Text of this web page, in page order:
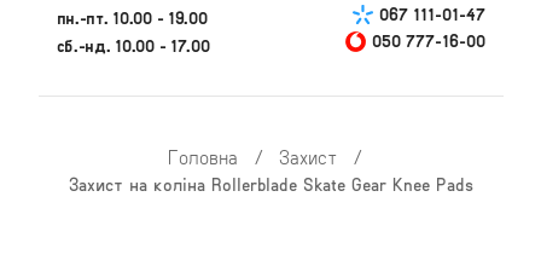
пн.-пт. 10.00 - 19.00
сб.-нд. 10.00 - 17.00
067 111-01-47
050 777-16-00
Головна / Захист /
Захист на коліна Rollerblade Skate Gear Knee Pads